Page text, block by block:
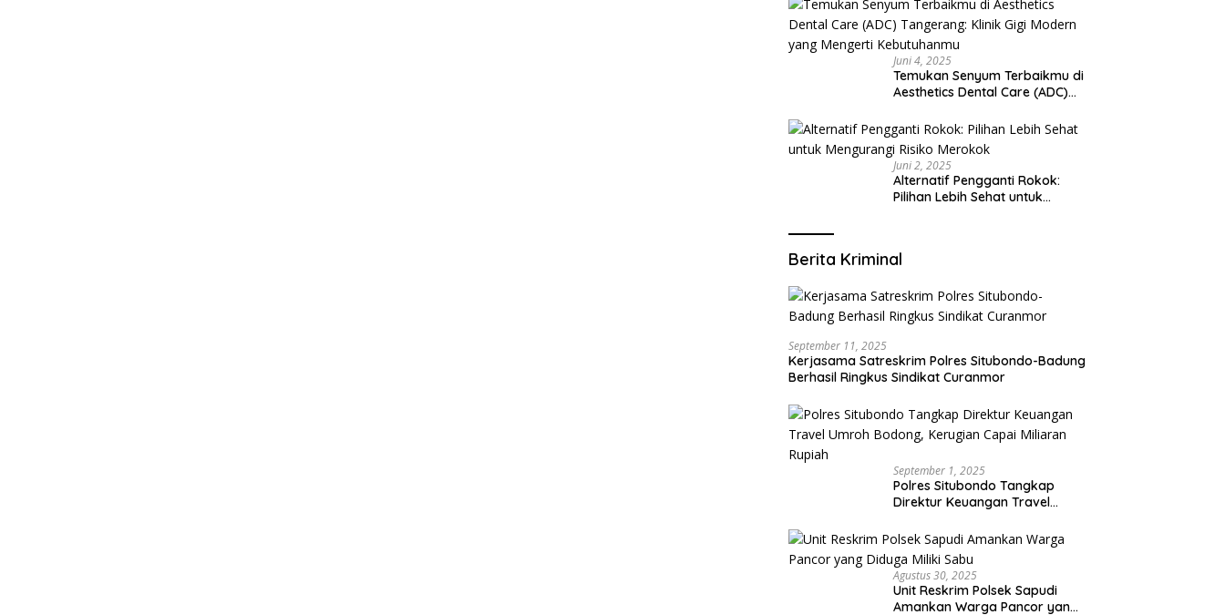
Juni 4, 2025
Temukan Senyum Terbaikmu di
Aesthetics Dental Care (ADC)
yang Mengerti Kebutuhanmu
Juni 2, 2025
Alternatif Pengganti Rokok:
Pilihan Lebih Sehat untuk
Berita Kriminal
September 11, 2025
Kerjasama Satreskrim Polres Situbondo-Badung
Berhasil Ringkus Sindikat Curanmor
September 1, 2025
Polres Situbondo Tangkap
Direktur Keuangan Travel
Capai Miliaran Rupiah
Agustus 30, 2025
Unit Reskrim Polsek Sapudi
Amankan Warga Pancor yang